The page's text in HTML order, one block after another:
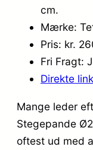
cm.
Mærke:
Pris: kr.
Fri Fragt:
Direkte link
Mange leder
Stegepande
oftest ud med